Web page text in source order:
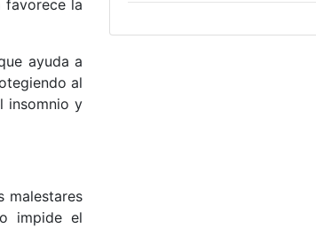
la
ayuda a
al
insomnio y
malestares
impide el